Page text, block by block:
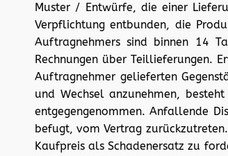
Muster / Entwürfe, die einer
Verpflichtung entbunden, die
Auftragnehmers sind binnen 14
Rechnungen über Teillieferungen.
Auftragnehmer gelieferten
und Wechsel anzunehmen,
entgegengenommen. Anfallende
befugt, vom Vertrag
Kaufpreis als Schadenersatz zu